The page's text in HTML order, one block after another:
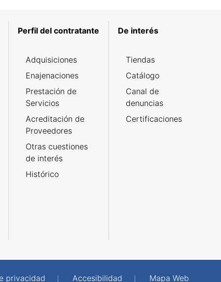
Perfil del contratante
Adquisiciones
Enajenaciones
Prestación de
Servicios
Acreditación de
Proveedores
Otras cuestiones
de interés
Histórico
De interés
Tiendas
Catálogo
Canal de
denuncias
Certificaciones
privacidad Accesibilidad Mapa Web